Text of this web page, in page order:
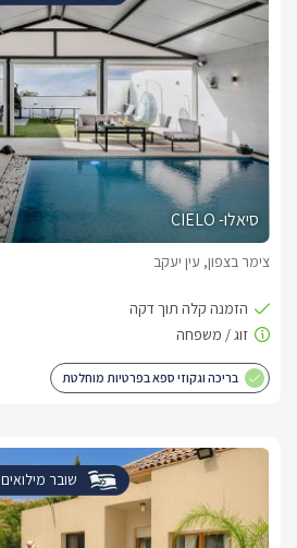
סיאלו- CIELO
צימר בצפון, עין יעקב
בריכה וגקוזי ספא בפרטיות מוחלטת
שובר מילואים